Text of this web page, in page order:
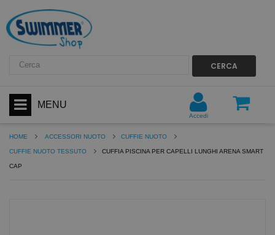
CERCA
MENU
Accedi
HOME ACCESSORI NUOTO CUFFIE NUOTO
CUFFIE NUOTO TESSUTO CUFFIA PISCINA PER CAPELLI LUNGHI ARENA SMART
CAP